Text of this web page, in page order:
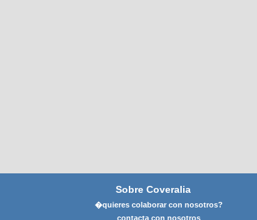
Sobre Coveralia
�quieres colaborar con nosotros?
contacta con nosotros